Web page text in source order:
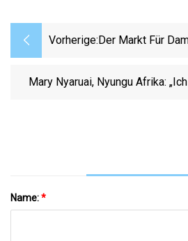
Vorherige: Der Markt Für
Neuesten Trends
Mary Nyaruai, Nyungu Afrika:
Name:*